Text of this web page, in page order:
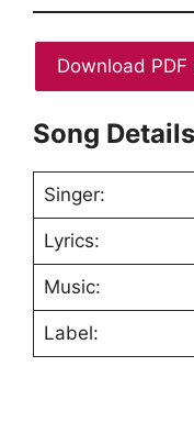
Download PDF
Song
Singer:
Lyrics:
Music:
Label: